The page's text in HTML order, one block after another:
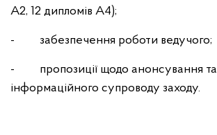
А2, 12 дипломів А4);
- забезпечення роботи ведучого;
- пропозиції щодо анонсування та
інформаційного супроводу заходу.